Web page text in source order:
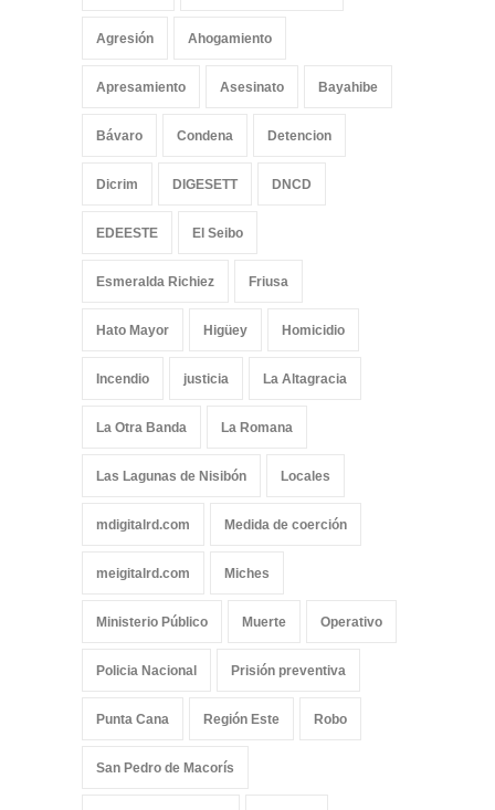
Agresión Ahogamiento
Apresamiento Asesinato Bayahibe
Bávaro Condena Detencion
Dicrim DIGESETT DNCD
EDEESTE El Seibo
Esmeralda Richiez Friusa
Hato Mayor Higüey Homicidio
Incendio justicia La Altagracia
La Otra Banda La Romana
Las Lagunas de Nisibón Locales
mdigitalrd.com Medida de coerción
meigitalrd.com Miches
Ministerio Público Muerte Operativo
Policia Nacional Prisión preventiva
Punta Cana Región Este Robo
San Pedro de Macorís